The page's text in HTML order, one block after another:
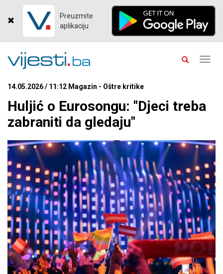
Preuzmite
aplikaciju
14.05.2026 / 11:12 Magazin - Oštre kritike
Huljić o Eurosongu: "Djeci treba
zabraniti da gledaju"